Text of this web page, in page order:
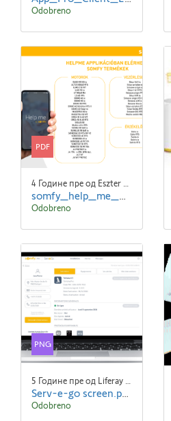
Odobreno
PDF
4 Године пре од Eszter NYÚZÓ Eszter NYÚZÓ
somfy_help_me_web_2021.pdf
Odobreno
PNG
5 Године пре од Liferay Admin Liferay Admin
Serv-e-go screen.png
Odobreno